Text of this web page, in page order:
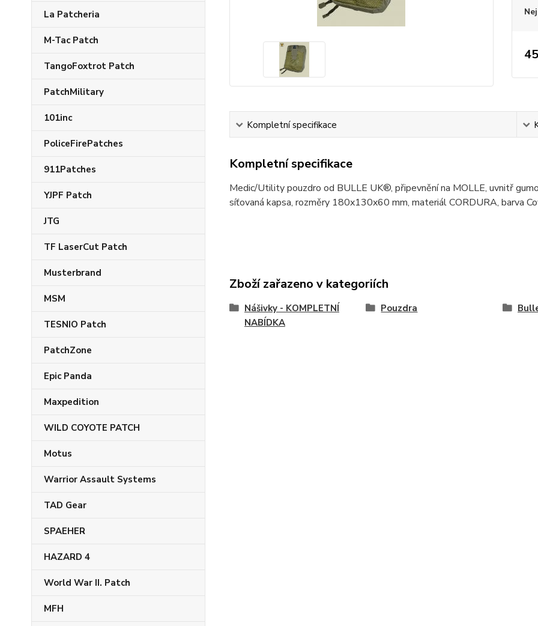
La Patcheria
M-Tac Patch
TangoFoxtrot Patch
PatchMilitary
101inc
PoliceFirePatches
911Patches
YJPF Patch
JTG
TF LaserCut Patch
Musterbrand
MSM
TESNIO Patch
PatchZone
Epic Panda
Maxpedition
WILD COYOTE PATCH
Motus
Warrior Assault Systems
TAD Gear
SPAEHER
HAZARD 4
World War II. Patch
MFH
Kompletní specifikace
Kompletní specifikace
Medic/Utility pouzdro od BULLE UK®, připevnění na MOLLE, uvnitř
síťovaná kapsa, rozměry 180x130x60 mm, materiál CORDURA, barva
Zboží zařazeno v kategoriích
Nášivky - KOMPLETNÍ
NABÍDKA
Pouzdra